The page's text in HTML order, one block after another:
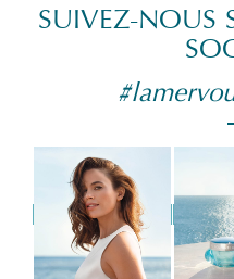
SUIVEZ-NOUS